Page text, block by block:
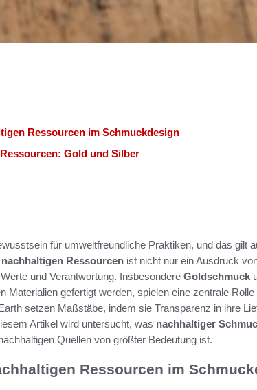
Ressourcen im Schmuckdesign
Gold und Silber
für umweltfreundliche Praktiken, und das gilt
Ressourcen ist nicht nur ein Ausdruck
und Verantwortung. Insbesondere Goldschmuck
Materialien gefertigt werden, spielen eine zentrale Rolle
setzen Maßstäbe, indem sie Transparenz in ihre
Artikel wird untersucht, was nachhaltiger
Quellen von größter Bedeutung ist.
Ressourcen im